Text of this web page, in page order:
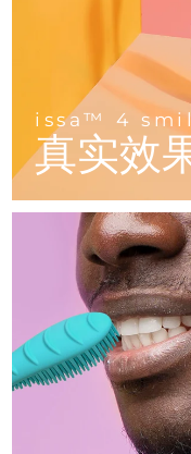
issa™ 4
真实效
For
All
All
面膜
All
issa™
For
issa™
Dual
All
FAQ™
All
LED
FAQ™
Anti-
Anti-
FAQ™
All
FAQ™
LED
Scalp
FAQ™
All
All hair
FAQ™
Full-
Full-
All
保健品
专业治疗
脱毛
塞浦路斯
捷克
丹麦
爱沙尼亚
法国
法属波利尼西亚